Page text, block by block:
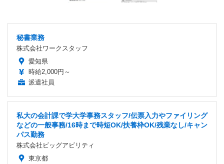
秘書業務
株式会社ワークスタッフ
愛知県
時給2,000円～
派遣社員
私大の会計課で学大学事務スタッフ/伝票入力やファイリング
などの一般事務/16時まで時短OK/扶養枠OK/残業なし/キャン
パス勤務
株式会社ビッグアビリティ
東京都